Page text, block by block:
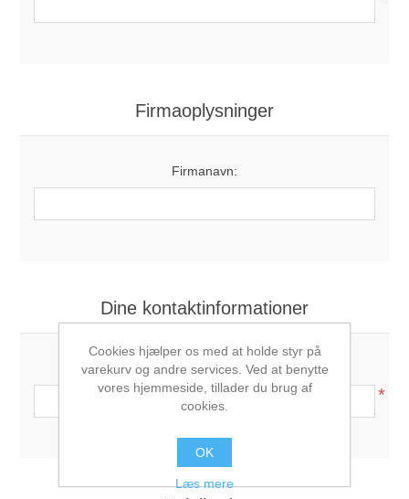
Firmaoplysninger
Firmanavn:
Dine kontaktinformationer
Telefon:
*
Cookies hjælper os med at holde styr på
varekurv og andre services. Ved at benytte
vores hjemmeside, tillader du brug af
cookies.
OK
Læs mere